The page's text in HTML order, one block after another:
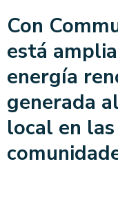
Con
está
energía
generada
local en